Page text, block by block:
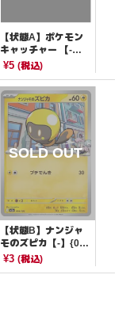
【状態A】ポケモン
キャッチャー 【-】
{019/023}[SVAM]
¥5 (税込)
【状態B】ナンジャ
モのズピカ【-】{05
6/193}[M2a]
¥3 (税込)